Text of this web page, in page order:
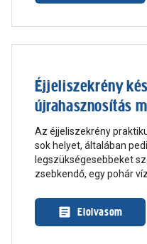
Éjjeliszekrény
újrahasznosítás
Az éjjeliszekrény
sok helyet, általában
legszükségesebbeket
zsebkendő, egy pohár
tulajdonképpen bármi
egy félbevágott ülőke.
Elolvasom